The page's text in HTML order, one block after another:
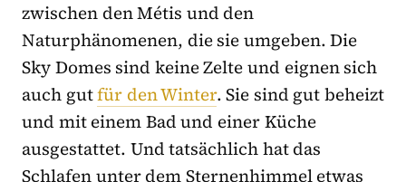
zwischen den Métis und den
Naturphänomenen, die sie umgeben. Die
Sky Domes sind keine Zelte und eignen sich
auch gutfür den Winter. Sie sind gut beheizt
und mit einem Bad und einer Küche
ausgestattet. Und tatsächlich hat das
Schlafen unter dem Sternenhimmel etwas